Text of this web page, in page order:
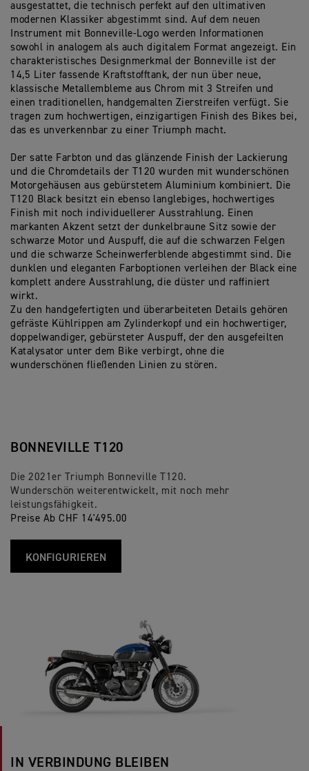
ausgestattet, die technisch perfekt auf den ultimativen
modernen Klassiker abgestimmt sind. Auf dem neuen
Instrument mit Bonneville-Logo werden Informationen
sowohl in analogem als auch digitalem Format angezeigt. Ein
charakteristisches Designmerkmal der Bonneville ist der
14,5 Liter fassende Kraftstofftank, der nun über neue,
klassische Metallembleme aus Chrom mit 3 Streifen und
einen traditionellen, handgemalten Zierstreifen verfügt. Sie
tragen zum hochwertigen, einzigartigen Finish des Bikes bei,
das es unverkennbar zu einer Triumph macht.
Der satte Farbton und das glänzende Finish der Lackierung
und die Chromdetails der T120 wurden mit wunderschönen
Motorgehäusen aus gebürstetem Aluminium kombiniert. Die
T120 Black besitzt ein ebenso langlebiges, hochwertiges
Finish mit noch individuellerer Ausstrahlung. Einen
markanten Akzent setzt der dunkelbraune Sitz sowie der
schwarze Motor und Auspuff, die auf die schwarzen Felgen
und die schwarze Scheinwerferblende abgestimmt sind. Die
dunklen und eleganten Farboptionen verleihen der Black eine
komplett andere Ausstrahlung, die düster und raffiniert
wirkt.
Zu den handgefertigten und überarbeiteten Details gehören
gefräste Kühlrippen am Zylinderkopf und ein hochwertiger,
doppelwandiger, gebürsteter Auspuff, der den ausgefeilten
Katalysator unter dem Bike verbirgt, ohne die
wunderschönen fließenden Linien zu stören.
BONNEVILLE T120
Die 2021er Triumph Bonneville T120.
Wunderschön weiterentwickelt, mit noch mehr
leistungsfähigkeit.
Preise Ab CHF 14'495.00
KONFIGURIEREN
IN VERBINDUNG BLEIBEN